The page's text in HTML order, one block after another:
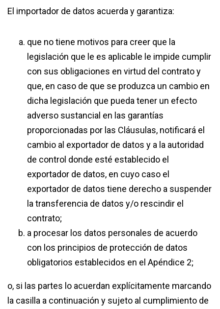
El importador de datos acuerda y garantiza:
que no tiene motivos para creer que la
legislación que le es aplicable le impide cumplir
con sus obligaciones en virtud del contrato y
que, en caso de que se produzca un cambio en
dicha legislación que pueda tener un efecto
adverso sustancial en las garantías
proporcionadas por las Cláusulas, notificará el
cambio al exportador de datos y a la autoridad
de control donde esté establecido el
exportador de datos, en cuyo caso el
exportador de datos tiene derecho a suspender
la transferencia de datos y/o rescindir el
contrato;
a procesar los datos personales de acuerdo
con los principios de protección de datos
obligatorios establecidos en el Apéndice 2;
o, si las partes lo acuerdan explícitamente marcando
la casilla a continuación y sujeto al cumplimiento de